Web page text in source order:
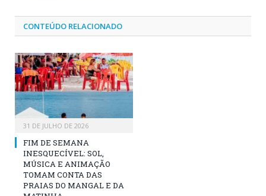
CONTEÚDO RELACIONADO
31 DE JULHO DE 2026
FIM DE SEMANA
INESQUECÍVEL: SOL,
MÚSICA E ANIMAÇÃO
TOMAM CONTA DAS
PRAIAS DO MANGAL E DA